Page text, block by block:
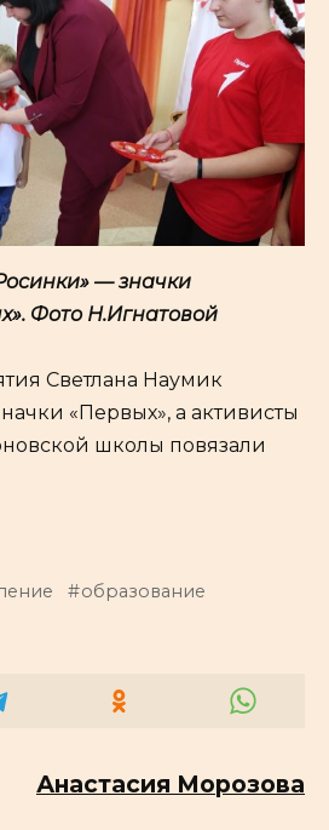
— значки
Фото Н.Игнатовой
Светлана Наумик
«Первых», а активисты
школы повязали
образование
Анастасия Морозова